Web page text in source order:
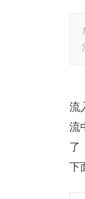
流
流
了
下